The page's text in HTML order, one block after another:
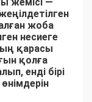
жоба
несиеге
қарасы
қолға
енді бірі